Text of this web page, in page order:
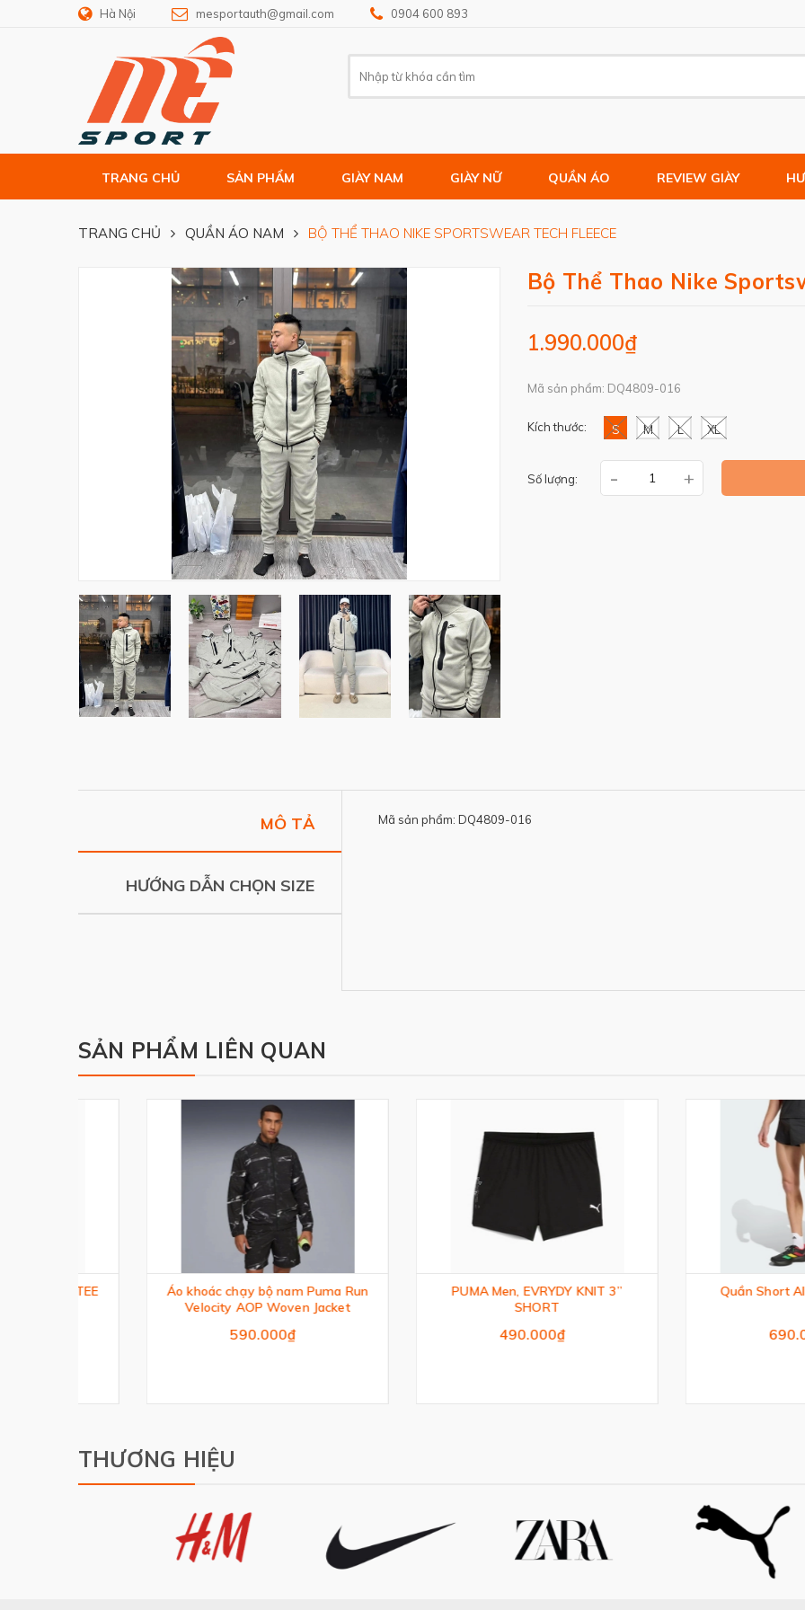
Hà Nội mesportauth@gmail.com 0904 600 893
TRANG CHỦ SẢN PHẨM GIÀY NAM GIÀY NỮ QUẦN ÁO REVIEW GIÀY
TRANG CHỦ QUẦN ÁO NAM BỘ THỂ THAO NIKE SPORTSWEAR TECH FLEECE
Bộ Thể Thao Nike
1.990.000₫
Mã sản phẩm: DQ4809-016
Kích thước: S M L XL
Số lượng: - +
MÔ TẢ
HƯỚNG DẪN CHỌN SIZE
Mã sản phẩm: DQ4809-016
SẢN PHẨM LIÊN QUAN
Áo khoác chạy bộ nam Puma Run
Velocity AOP Woven Jacket
PUMA Men, EVRYDY KNIT 3”
Quần Short All Time
THƯƠNG HIỆU